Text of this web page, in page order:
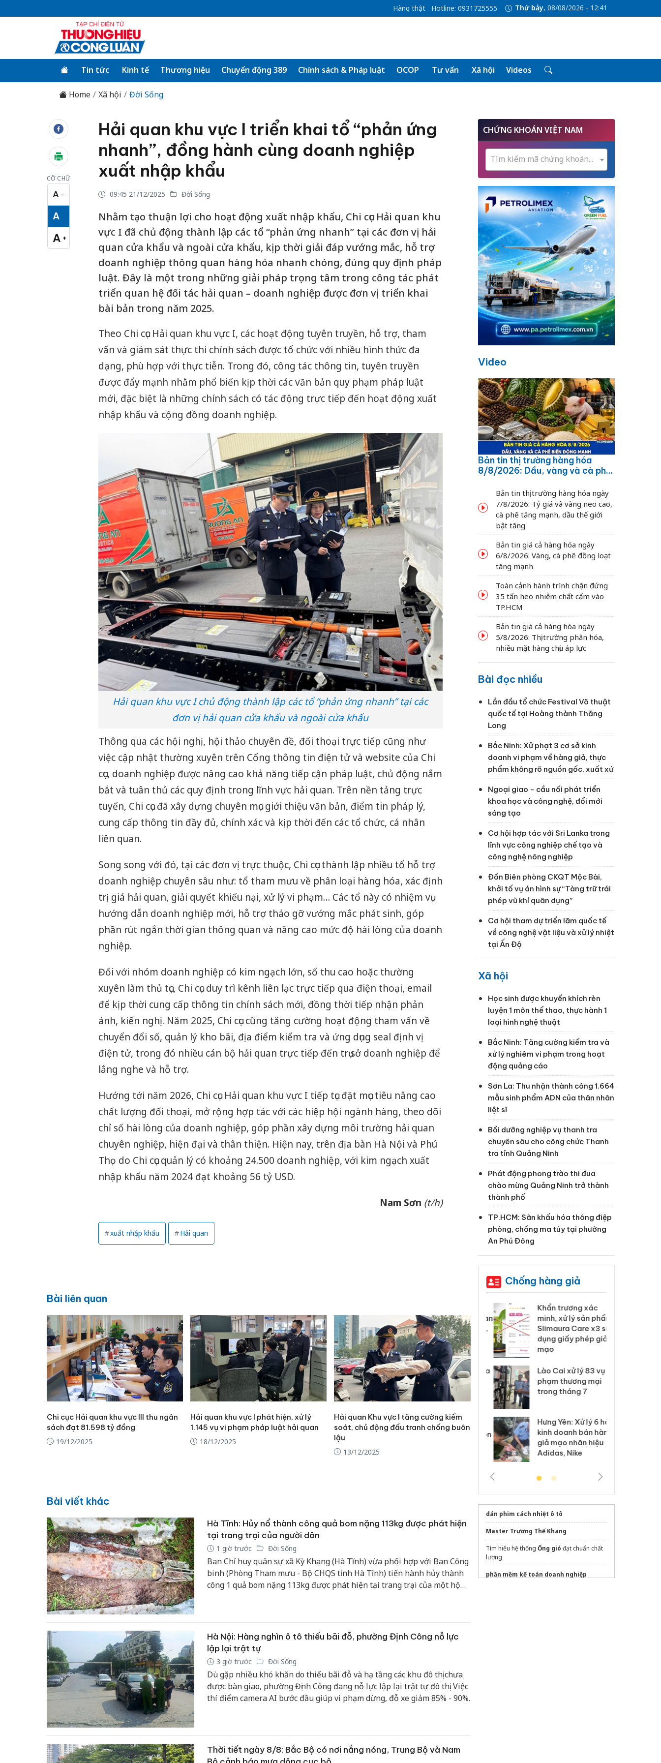
Hàng thật Hotline: 0931725555 Thứ bảy, 08/08/2026 - 12:41
Tin tức Kinh tế Thương hiệu Chuyển động 389 Chính sách & Pháp luật OCOP Tư vấn Xã hội Videos
Home Xã hội Đời Sống
CỠ CHỮ
A −
Cỡ chữ nhỏ
A
Cỡ chữ vừa
A +
Cỡ chữ lớn
Hải quan khu vực I triển khai tổ “phản ứng
nhanh”, đồng hành cùng doanh nghiệp
xuất nhập khẩu
09:45 21/12/2025 Đời Sống
Nhằm tạo thuận lợi cho hoạt động xuất nhập khẩu, Chi cục Hải quan khu
vực I đã chủ động thành lập các tổ “phản ứng nhanh” tại các đơn vị hải
quan cửa khẩu và ngoài cửa khẩu, kịp thời giải đáp vướng mắc, hỗ trợ
doanh nghiệp thông quan hàng hóa nhanh chóng, đúng quy định pháp
luật. Đây là một trong những giải pháp trọng tâm trong công tác phát
triển quan hệ đối tác hải quan – doanh nghiệp được đơn vị triển khai
bài bản trong năm 2025.
Theo Chi cục Hải quan khu vực I, các hoạt động tuyên truyền, hỗ trợ, tham
vấn và giám sát thực thi chính sách được tổ chức với nhiều hình thức đa
dạng, phù hợp với thực tiễn. Trong đó, công tác thông tin, tuyên truyền
được đẩy mạnh nhằm phổ biến kịp thời các văn bản quy phạm pháp luật
mới, đặc biệt là những chính sách có tác động trực tiếp đến hoạt động xuất
nhập khẩu và cộng đồng doanh nghiệp.
Hải quan khu vực I chủ động thành lập các tổ “phản ứng nhanh” tại các
đơn vị hải quan cửa khẩu và ngoài cửa khẩu
Thông qua các hội nghị, hội thảo chuyên đề, đối thoại trực tiếp cũng như
việc cập nhật thường xuyên trên Cổng thông tin điện tử và website của Chi
cục, doanh nghiệp được nâng cao khả năng tiếp cận pháp luật, chủ động nắm
bắt và tuân thủ các quy định trong lĩnh vực hải quan. Trên nền tảng trực
tuyến, Chi cục đã xây dựng chuyên mục giới thiệu văn bản, điểm tin pháp lý,
cung cấp thông tin đầy đủ, chính xác và kịp thời đến các tổ chức, cá nhân
liên quan.
Song song với đó, tại các đơn vị trực thuộc, Chi cục thành lập nhiều tổ hỗ trợ
doanh nghiệp chuyên sâu như: tổ tham mưu về phân loại hàng hóa, xác định
trị giá hải quan, giải quyết khiếu nại, xử lý vi phạm… Các tổ này có nhiệm vụ
hướng dẫn doanh nghiệp mới, hỗ trợ tháo gỡ vướng mắc phát sinh, góp
phần rút ngắn thời gian thông quan và nâng cao mức độ hài lòng của doanh
nghiệp.
Đối với nhóm doanh nghiệp có kim ngạch lớn, số thu cao hoặc thường
xuyên làm thủ tục, Chi cục duy trì kênh liên lạc trực tiếp qua điện thoại, email
để kịp thời cung cấp thông tin chính sách mới, đồng thời tiếp nhận phản
ánh, kiến nghị. Năm 2025, Chi cục cũng tăng cường hoạt động tham vấn về
chuyển đổi số, quản lý kho bãi, địa điểm kiểm tra và ứng dụng seal định vị
điện tử, trong đó nhiều cán bộ hải quan trực tiếp đến trụ sở doanh nghiệp để
lắng nghe và hỗ trợ.
Hướng tới năm 2026, Chi cục Hải quan khu vực I tiếp tục đặt mục tiêu nâng cao
chất lượng đối thoại, mở rộng hợp tác với các hiệp hội ngành hàng, theo dõi
chỉ số hài lòng của doanh nghiệp, góp phần xây dựng môi trường hải quan
chuyên nghiệp, hiện đại và thân thiện. Hiện nay, trên địa bàn Hà Nội và Phú
Thọ do Chi cục quản lý có khoảng 24.500 doanh nghiệp, với kim ngạch xuất
nhập khẩu năm 2024 đạt khoảng 56 tỷ USD.
Nam Sơn (t/h)
xuất nhập khẩu Hải quan
Bài liên quan
Chi cục Hải quan khu vực III thu ngân
sách đạt 81.598 tỷ đồng
19/12/2025
Hải quan khu vực I phát hiện, xử lý
1.145 vụ vi phạm pháp luật hải quan
18/12/2025
Hải quan Khu vực I tăng cường kiểm
soát, chủ động đấu tranh chống buôn
lậu
13/12/2025
Bài viết khác
Hà Tĩnh: Hủy nổ thành công quả bom nặng 113kg được phát hiện
tại trang trại của người dân
1 giờ trước Đời Sống
Ban Chỉ huy quân sự xã Kỳ Khang (Hà Tĩnh) vừa phối hợp với Ban Công
binh (Phòng Tham mưu - Bộ CHQS tỉnh Hà Tĩnh) tiến hành hủy thành
công 1 quả bom nặng 113kg được phát hiện tại trang trại của một hộ
Hà Nội: Hàng nghìn ô tô thiếu bãi đỗ, phường Định Công nỗ lực
lập lại trật tự
3 giờ trước Đời Sống
Dù gặp nhiều khó khăn do thiếu bãi đỗ và hạ tầng các khu đô thị chưa
được bàn giao, phường Định Công đang nỗ lực lập lại trật tự đô thị. Việc
thí điểm camera AI bước đầu giúp vi phạm dừng, đỗ xe giảm 85% - 90%.
Thời tiết ngày 8/8: Bắc Bộ có nơi nắng nóng, Trung Bộ và Nam
CHỨNG KHOÁN VIỆT NAM
Tìm kiếm mã chứng khoán...
Video
Bản tin thị trường hàng hóa
8/8/2026: Dầu, vàng và cà phê
Bản tin thị trường hàng hóa ngày
7/8/2026: Tỷ giá và vàng neo cao,
cà phê tăng mạnh, dầu thế giới
bật tăng
Bản tin giá cả hàng hóa ngày
6/8/2026: Vàng, cà phê đồng loạt
tăng mạnh
Toàn cảnh hành trình chặn đứng
35 tấn heo nhiễm chất cấm vào
TP.HCM
Bản tin giá cả hàng hóa ngày
5/8/2026: Thị trường phân hóa,
nhiều mặt hàng chịu áp lực
Bài đọc nhiều
Lần đầu tổ chức Festival Võ thuật
quốc tế tại Hoàng thành Thăng
Long
Bắc Ninh: Xử phạt 3 cơ sở kinh
doanh vi phạm về hàng giả, thực
phẩm không rõ nguồn gốc, xuất xứ
Ngoại giao - cầu nối phát triển
khoa học và công nghệ, đổi mới
sáng tạo
Cơ hội hợp tác với Sri Lanka trong
lĩnh vực công nghiệp chế tạo và
công nghệ nông nghiệp
Đồn Biên phòng CKQT Mộc Bài,
khởi tố vụ án hình sự “Tàng trữ trái
phép vũ khí quân dụng”
Cơ hội tham dự triển lãm quốc tế
về công nghệ vật liệu và xử lý nhiệt
tại Ấn Độ
Xã hội
Học sinh được khuyến khích rèn
luyện 1 môn thể thao, thực hành 1
loại hình nghệ thuật
Bắc Ninh: Tăng cường kiểm tra và
xử lý nghiêm vi phạm trong hoạt
động quảng cáo
Sơn La: Thu nhận thành công 1.664
mẫu sinh phẩm ADN của thân nhân
liệt sĩ
Bồi dưỡng nghiệp vụ thanh tra
chuyên sâu cho công chức Thanh
tra tỉnh Quảng Ninh
Phát động phong trào thi đua
chào mừng Quảng Ninh trở thành
thành phố
TP.HCM: Sân khấu hóa thông điệp
phòng, chống ma túy tại phường
An Phú Đông
Chống hàng giả
công khai hàng ngàn
sản phẩm nhập lậu,
bảo vệ môi trường
kinh doanh
Công an Thanh Hóa
tìm bị hại trong vụ
án sản xuất, buôn
bán yến sào giả
Thanh Hóa: Tìm bị
hại trong vụ án buôn
Khẩn trương xác
minh, xử lý sản phẩm
Slimaura Care x3 sử
dụng giấy phép giả
mạo
Lào Cai xử lý 83 vụ vi
phạm thương mại
trong tháng 7
Hưng Yên: Xử lý 6 hộ
kinh doanh bán hàng
giả mạo nhãn hiệu
Adidas, Nike
dán phim cách nhiệt ô tô
Master Trương Thế Khang
Tìm hiểu hệ thống Ống gió đạt chuẩn chất
lượng
phần mềm kế toán doanh nghiệp